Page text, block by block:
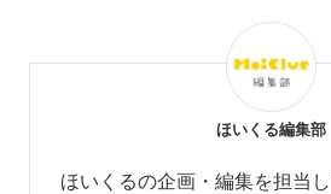
ほいくる編集部
ほいくるの企画・編集を担当